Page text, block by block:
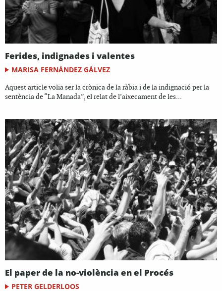
Ferides, indignades i valentes
MARISA FERNÁNDEZ GÁLVEZ
Aquest article volia ser la crònica de la ràbia i de la indignació per la
sentència de “La Manada”, el relat de l’aixecament de les...
El paper de la no-violència en el Procés
PETER GELDERLOOS